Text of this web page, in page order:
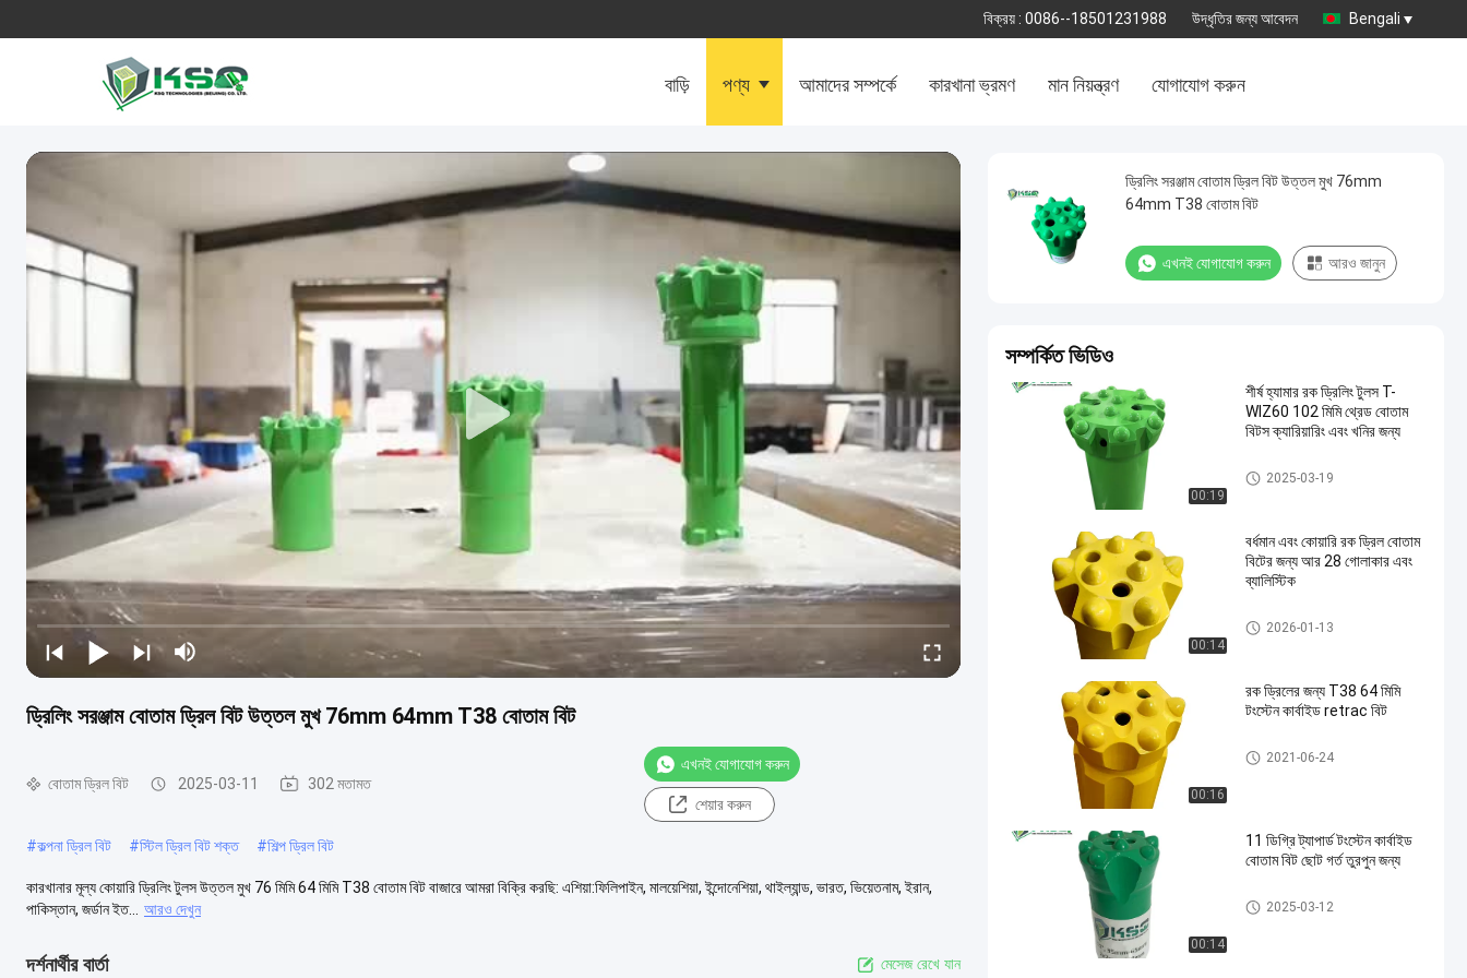
বিক্রয় : 0086--18501231988 উদ্ধৃতির জন্য আবেদন Bengali
বাড়ি পণ্য আমাদের সম্পর্কে কারখানা ভ্রমণ মান নিয়ন্ত্রণ যোগাযোগ করুন
ড্রিলিং সরঞ্জাম বোতাম ড্রিল বিট উত্তল মুখ 76mm 64mm T38 বোতাম বিট
বোতাম ড্রিল বিট 2025-03-11 302 মতামত
এখনই যোগাযোগ করুন
শেয়ার করুন
#কল্পনা ড্রিল বিট #স্টিল ড্রিল বিট শক্ত #শিল্প ড্রিল বিট
কারখানার মূল্য কোয়ারি ড্রিলিং টুলস উত্তল মুখ 76 মিমি 64 মিমি T38 বোতাম বিট বাজারে আমরা বিক্রি করছি: এশিয়া:ফিলিপাইন, মালয়েশিয়া, ইন্দোনেশিয়া, থাইল্যান্ড, ভারত, ভিয়েতনাম, ইরান,
পাকিস্তান, জর্ডান ইত...
আরও দেখুন
দর্শনার্থীর বার্তা মেসেজ রেখে যান
ড্রিলিং সরঞ্জাম বোতাম ড্রিল বিট উত্তল মুখ 76mm
64mm T38 বোতাম বিট
এখনই যোগাযোগ করুন আরও জানুন
সম্পর্কিত ভিডিও
00:19
শীর্ষ হ্যামার রক ড্রিলিং টুলস T-
WIZ60 102 মিমি থ্রেড বোতাম
বিটস ক্যারিয়ারিং এবং খনির জন্য
বোতাম ড্রিল বিট
2025-03-19
00:14
বর্ধমান এবং কোয়ারি রক ড্রিল বোতাম
বিটের জন্য আর 28 গোলাকার এবং
ব্যালিস্টিক
বোতাম ড্রিল বিট
2026-01-13
00:16
রক ড্রিলের জন্য T38 64 মিমি
টংস্টেন কার্বাইড retrac বিট
বোতাম ড্রিল বিট
2021-06-24
00:14
11 ডিগ্রি ট্যাপার্ড টংস্টেন কার্বাইড
বোতাম বিট ছোট গর্ত তুরপুন জন্য
বোতাম ড্রিল বিট
2025-03-12